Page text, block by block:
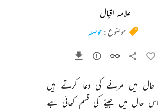
علامہ اقبال
موضوع :حوصلہ
حال میں مرنے کی دعا کرتے ہیں
اس حال میں جینے کی قسم کھائی ہے